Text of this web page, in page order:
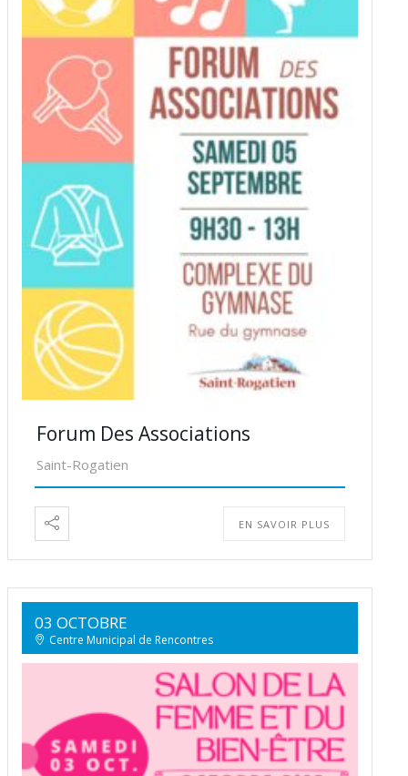
Forum Des Associations
Saint-Rogatien
EN SAVOIR PLUS
03 OCTOBRE
Centre Municipal de Rencontres